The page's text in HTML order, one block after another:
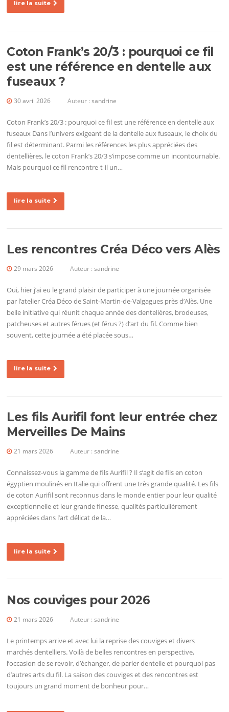
lire la suite
Coton Frank’s 20/3 : pourquoi ce fil
est une référence en dentelle aux
fuseaux ?
30 avril 2026 Auteur :sandrine
Coton Frank’s 20/3 : pourquoi ce fil est une référence en dentelle aux
fuseaux Dans l’univers exigeant de la dentelle aux fuseaux, le choix du
fil est déterminant. Parmi les références les plus appréciées des
dentellières, le coton Frank’s 20/3 s’impose comme un incontournable.
Mais pourquoi ce fil rencontre-t-il un…
lire la suite
Les rencontres Créa Déco vers Alès
29 mars 2026 Auteur :sandrine
Oui, hier j’ai eu le grand plaisir de participer à une journée organisée
par l’atelier Créa Déco de Saint-Martin-de-Valgagues près d’Alès. Une
belle initiative qui réunit chaque année des dentelières, brodeuses,
patcheuses et autres férues (et férus ?) d’art du fil. Comme bien
souvent, cette journée a été placée sous…
lire la suite
Les fils Aurifil font leur entrée chez
Merveilles De Mains
21 mars 2026 Auteur :sandrine
Connaissez-vous la gamme de fils Aurifil ? Il s’agit de fils en coton
égyptien moulinés en Italie qui offrent une très grande qualité. Les fils
de coton Aurifil sont reconnus dans le monde entier pour leur qualité
exceptionnelle et leur grande finesse, qualités particulièrement
appréciées dans l’art délicat de la…
lire la suite
Nos couviges pour 2026
21 mars 2026 Auteur :sandrine
Le printemps arrive et avec lui la reprise des couviges et divers
marchés dentelliers. Voilà de belles rencontres en perspective,
l’occasion de se revoir, d’échanger, de parler dentelle et pourquoi pas
d’autres arts du fil. La saison des couviges et des rencontres est
toujours un grand moment de bonheur pour…